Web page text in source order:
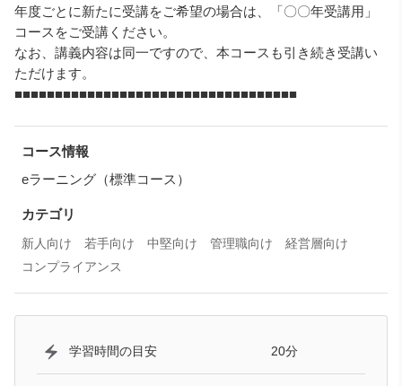
年度ごとに新たに受講をご希望の場合は、「〇〇年受講用」
コースをご受講ください。
なお、講義内容は同一ですので、本コースも引き続き受講い
ただけます。
■■■■■■■■■■■■■■■■■■■■■■■■■■■■■■■■■■■
コース情報
eラーニング（標準コース）
カテゴリ
新人向け 若手向け 中堅向け 管理職向け
経営層向け
コンプライアンス
学習時間の目安 20分